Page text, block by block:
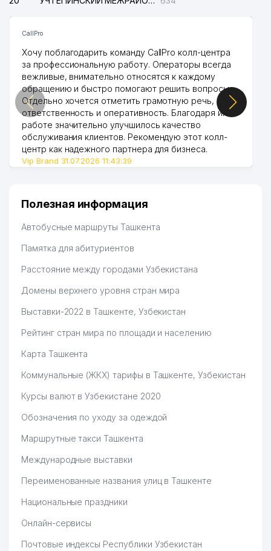
45
КУЛЬТУРНОГО РАЗВИТИЯ
(ИАКР) РЕСПУБЛИКИ КОРЕЯ
678 м
46 AGROMIR СП ООО 678 м
47 679 м
48 ANGLESEY FOOD ООО 685 м
49 KONTABRIK ООО 688 м
51 BAHTIYOR-SERVIS ТЧСЖ
52
NARGIZA FAYZ BARAKA
55
АВТОРЕМОНТНЫЙ ЗАВОД №1
им. И.В. СТРЕЛЬЦОВА УП
57
КОМПЛЕКС №5
749 м
58 BEST QUALITY PRODUCTS ООО
БАБАХАНЯН А.Ю ИндП
ТЧСЖ
61 ERTASH QURILISH KIMYO ООО 759 м
ISKRA KOMMUNAL SERVIS
ЦЕНТР ОБРАЗОВАНИЯ ПРИ
CallPro
Хочу поблагодарить команду CallPro колл-центра
за профессиональную работу. Операторы всегда
вежливые, внимательно относятся к каждому
обращению и быстро помогают решить вопросы.
Отдельно хочется отметить грамотную речь,
ответственность и оперативность. Благодаря их
работе значительно улучшилось качество
обслуживания клиентов. Рекомендую этот колл-
центр как надежного партнера для бизнеса.
Vip Brand 31.07.2026 11:43:39
Полезная информация
Автобусные маршруты Ташкента
Памятка для абитуриентов
Расстояние между городами Узбекистана
Домены верхнего уровня стран мира
Выставки-2022 в Ташкенте, Узбекистан
Рейтинг стран мира по площади и населению
Карта Ташкента
Коммунальные (ЖКХ) тарифы в Ташкенте, Узбекистан
Курсы валют в Узбекистане 2020
Обозначения по уходу за одеждой
Маршрутные такси Ташкента
Международные выставки
Переименованные названия улиц в Ташкенте
Национальные праздники
Онлайн-сервисы
Почтовые индексы Республики Узбекистан